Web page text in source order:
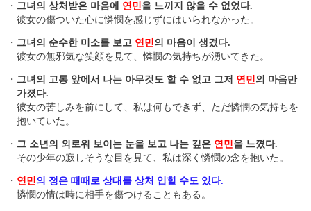
・ 그녀의 상처받은 마음에 연민을 느끼지 않을 수 없었다.
彼女の傷ついた心に憐憫を感じずにはいられなかった。
・ 그녀의 순수한 미소를 보고 연민의 마음이 생겼다.
彼女の無邪気な笑顔を見て、憐憫の気持ちが湧いてきた。
・ 그녀의 고통 앞에서 나는 아무것도 할 수 없고 그저 연민의 마음만
가졌다.
彼女の苦しみを前にして、私は何もできず、ただ憐憫の気持ちを
抱いていた。
・ 그 소년의 외로워 보이는 눈을 보고 나는 깊은 연민을 느꼈다.
その少年の寂しそうな目を見て、私は深く憐憫の念を抱いた。
・ 연민의 정은 때때로 상대를 상처 입힐 수도 있다.
憐憫の情は時に相手を傷つけることもある。